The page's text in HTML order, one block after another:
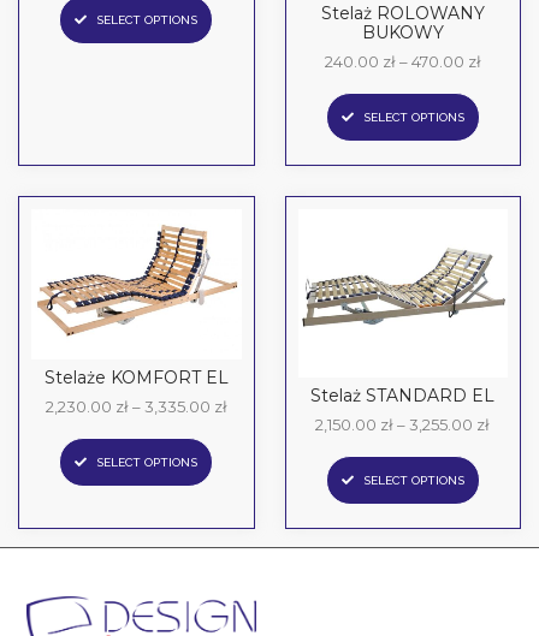
SELECT OPTIONS
Stelaż ROLOWANY
BUKOWY
240.00 zł–470.00 zł
SELECT OPTIONS
Stelaże KOMFORT EL
2,230.00 zł–3,335.00 zł
SELECT OPTIONS
Stelaż STANDARD EL
2,150.00 zł–3,255.00 zł
SELECT OPTIONS